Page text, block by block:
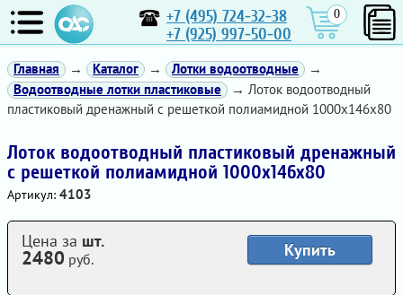
+7 (495) 724-32-38
+7 (925) 997-50-00
0
Главная → Каталог → Лотки водоотводные
→
Водоотводные лотки пластиковые
→ Лоток водоотводный
пластиковый дренажный с решеткой полиамидной 1000х146х80
Лоток водоотводный пластиковый дренажный
с решеткой полиамидной 1000х146х80
Артикул: 4103
Купить
Цена за шт.
2480 руб.